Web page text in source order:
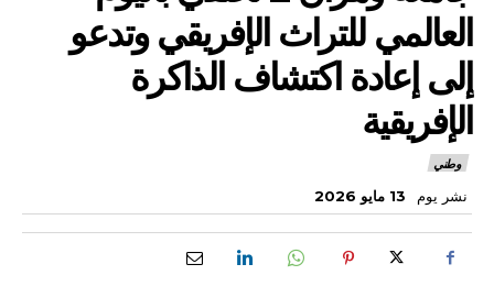
العالمي للتراث الإفريقي وتدعو
إلى إعادة اكتشاف الذاكرة
الإفريقية
وطني
نشر يوم 13 مايو 2026